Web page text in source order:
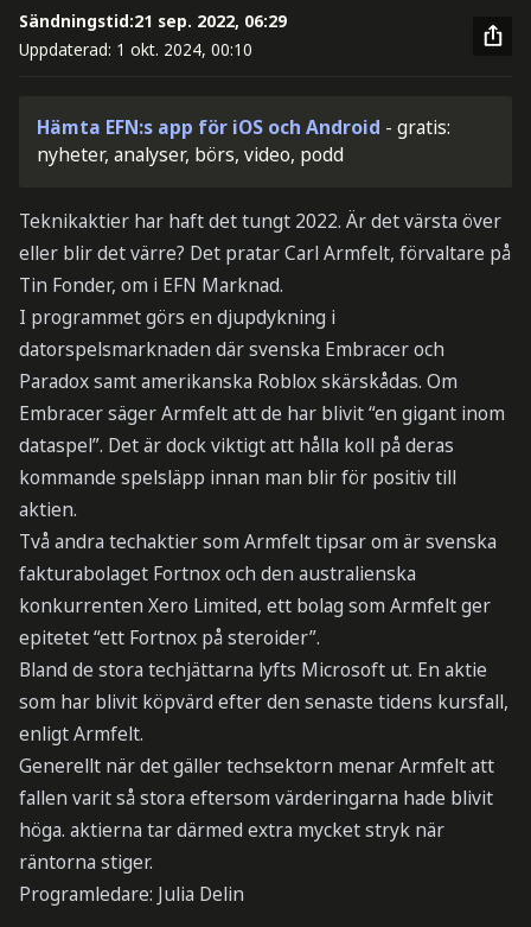
Sändningstid:21 sep. 2022, 06:29
Uppdaterad: 1 okt. 2024, 00:10
Hämta EFN:s app för iOS och Android - gratis:
nyheter, analyser, börs, video, podd
Teknikaktier har haft det tungt 2022. Är det värsta över
eller blir det värre? Det pratar Carl Armfelt, förvaltare på
Tin Fonder, om i EFN Marknad.
I programmet görs en djupdykning i
datorspelsmarknaden där svenska Embracer och
Paradox samt amerikanska Roblox skärskådas. Om
Embracer säger Armfelt att de har blivit “en gigant inom
dataspel”. Det är dock viktigt att hålla koll på deras
kommande spelsläpp innan man blir för positiv till
aktien.
Två andra techaktier som Armfelt tipsar om är svenska
fakturabolaget Fortnox och den australienska
konkurrenten Xero Limited, ett bolag som Armfelt ger
epitetet “ett Fortnox på steroider”.
Bland de stora techjättarna lyfts Microsoft ut. En aktie
som har blivit köpvärd efter den senaste tidens kursfall,
enligt Armfelt.
Generellt när det gäller techsektorn menar Armfelt att
fallen varit så stora eftersom värderingarna hade blivit
höga. aktierna tar därmed extra mycket stryk när
räntorna stiger.
Programledare: Julia Delin